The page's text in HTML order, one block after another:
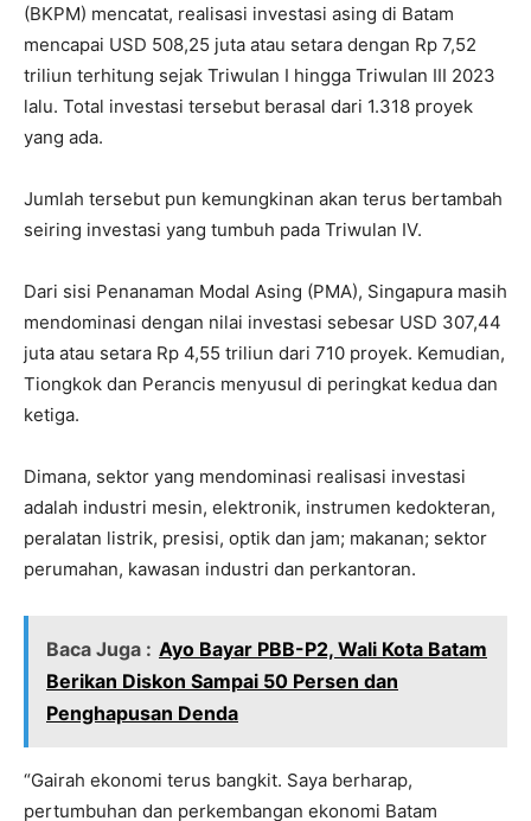
(BKPM) mencatat, realisasi investasi asing di Batam
mencapai USD 508,25 juta atau setara dengan Rp 7,52
triliun terhitung sejak Triwulan I hingga Triwulan III 2023
lalu. Total investasi tersebut berasal dari 1.318 proyek
yang ada.
Jumlah tersebut pun kemungkinan akan terus bertambah
seiring investasi yang tumbuh pada Triwulan IV.
Dari sisi Penanaman Modal Asing (PMA), Singapura masih
mendominasi dengan nilai investasi sebesar USD 307,44
juta atau setara Rp 4,55 triliun dari 710 proyek. Kemudian,
Tiongkok dan Perancis menyusul di peringkat kedua dan
ketiga.
Dimana, sektor yang mendominasi realisasi investasi
adalah industri mesin, elektronik, instrumen kedokteran,
peralatan listrik, presisi, optik dan jam; makanan; sektor
perumahan, kawasan industri dan perkantoran.
Baca Juga : Ayo Bayar PBB-P2, Wali Kota Batam
Berikan Diskon Sampai 50 Persen dan
Penghapusan Denda
“Gairah ekonomi terus bangkit. Saya berharap,
pertumbuhan dan perkembangan ekonomi Batam